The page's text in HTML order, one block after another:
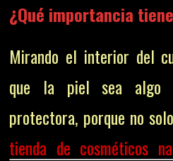
¿Qué importancia
Mirando el interior del
que la piel sea algo
protectora, porque no
tienda de cosméticos